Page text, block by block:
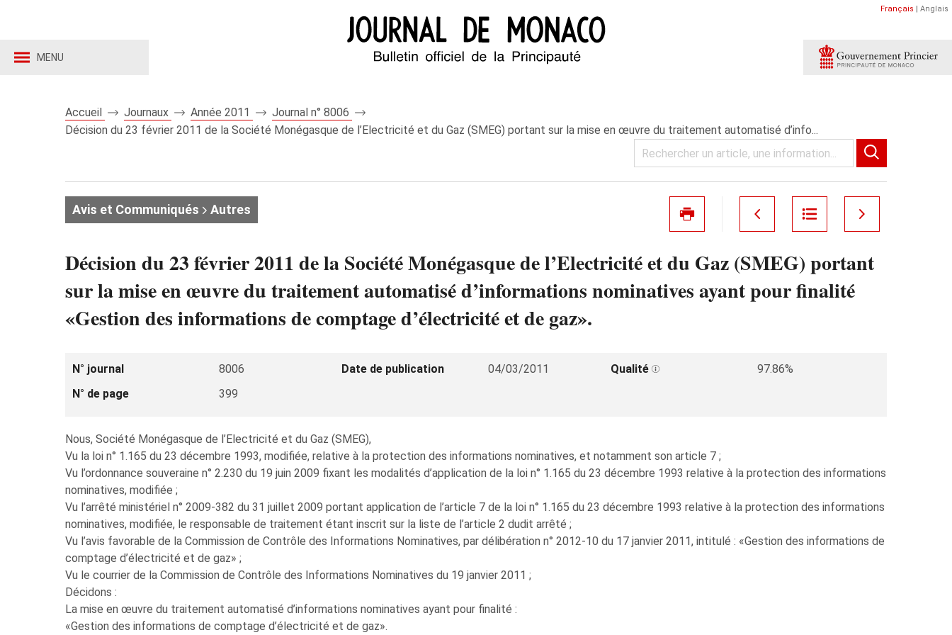
MENU
Français | Anglais
Accueil Journaux Année 2011
Journal n° 8006
Décision du 23 février 2011 de la Société Monégasque de l’Electricité et du Gaz (SMEG) portant sur la mise en œuvre du traitement automatisé d’info...
Avis et Communiqués Autres
Décision du 23 février 2011 de la Société Monégasque de l’Electricité et du Gaz (SMEG) portant
sur la mise en œuvre du traitement automatisé d’informations nominatives ayant pour finalité
«Gestion des informations de comptage d’électricité et de gaz».
N° journal 8006 Date de publication 04/03/2011 Qualité
97.86%
N° de page
399
Nous, Société Monégasque de l’Electricité et du Gaz (SMEG),
Vu la loi n° 1.165 du 23 décembre 1993, modifiée, relative à la protection des informations nominatives, et notamment son article 7 ;
Vu l’ordonnance souveraine n° 2.230 du 19 juin 2009 fixant les modalités d’application de la loi n° 1.165 du 23 décembre 1993 relative à la protection des informations
nominatives, modifiée ;
Vu l’arrêté ministériel n° 2009-382 du 31 juillet 2009 portant application de l’article 7 de la loi n° 1.165 du 23 décembre 1993 relative à la protection des informations
nominatives, modifiée, le responsable de traitement étant inscrit sur la liste de l’article 2 dudit arrêté ;
Vu l’avis favorable de la Commission de Contrôle des Informations Nominatives, par délibération n° 2012-10 du 17 janvier 2011, intitulé : «Gestion des informations de
comptage d’électricité et de gaz» ;
Vu le courrier de la Commission de Contrôle des Informations Nominatives du 19 janvier 2011 ;
Décidons :
La mise en œuvre du traitement automatisé d’informations nominatives ayant pour finalité :
«Gestion des informations de comptage d’électricité et de gaz».